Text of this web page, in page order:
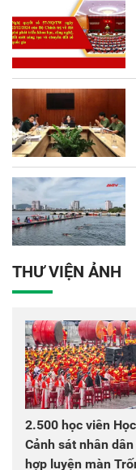
THƯ VIỆN ẢNH
2.500 học viên
Cảnh sát nhân
hợp luyện màn